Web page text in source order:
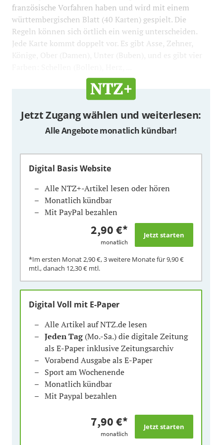
französische Vorfahren haben und wird mit einem
württembergischen Blatt (40 Karten) gespielt. Die
Regeln können sich örtlich ein wenig unterscheiden.
Jede Karte kommt doppelt vor. Es gibt Asse, Zehner,
Könige, Ober (Damen), Unter (Buben), und es gibt vier
Jetzt Zugang wählen und weiterlesen:
Alle Angebote monatlich kündbar!
Digital Basis Website
Alle NTZ+-Artikel lesen oder hören
Monatlich kündbar
Mit PayPal bezahlen
2,90 €*
monatlich
*Im ersten Monat2,90 €, 3 weitere Monate für9,90 €
mtl., danach 12,30 € mtl.
Digital Voll mit E-Paper
Alle Artikel auf NTZ.de lesen
Jeden Tag(Mo.-Sa.) die digitale Zeitung
als E-Paper inklusive Zeitungsarchiv
Vorabend Ausgabe als E-Paper
Sport am Wochenende
Monatlich kündbar
Mit Paypal bezahlen
7,90 €*
monatlich